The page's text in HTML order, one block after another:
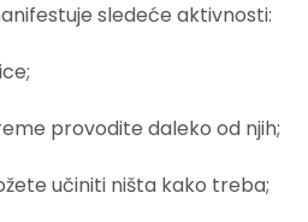
sledeće aktivnosti:
provodite daleko od njih;
učiniti ništa kako treba;